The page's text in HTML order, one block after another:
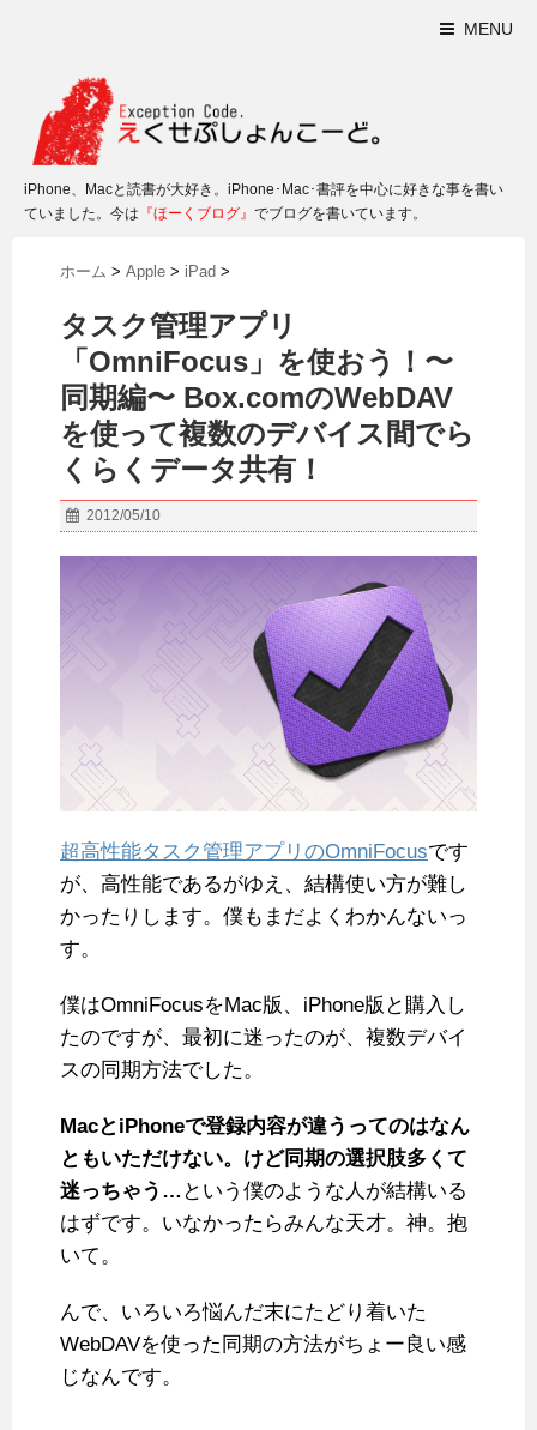
MENU
iPhone、Macと読書が大好き。iPhone･Mac･書評を中心に好きな事を書い
ていました。今は 『ほーくブログ』 でブログを書いています。
ホーム > Apple > iPad >
タスク管理アプリ
「OmniFocus」を使おう！〜
同期編〜 Box.comのWebDAV
を使って複数のデバイス間でら
くらくデータ共有！
2012/05/10
超高性能タスク管理アプリのOmniFocusです
が、高性能であるがゆえ、結構使い方が難し
かったりします。僕もまだよくわかんないっ
す。
僕はOmniFocusをMac版、iPhone版と購入し
たのですが、最初に迷ったのが、複数デバイ
スの同期方法でした。
MacとiPhoneで登録内容が違うってのはなん
ともいただけない。けど同期の選択肢多くて
迷っちゃう… という僕のような人が結構いる
はずです。いなかったらみんな天才。神。抱
いて。
んで、いろいろ悩んだ末にたどり着いた
WebDAVを使った同期の方法がちょー良い感
じなんです。